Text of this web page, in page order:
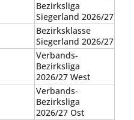
Bezirksliga
Siegerland 2026/27
Bezirksklasse
Siegerland 2026/27
Verbands-
Bezirksliga
2026/27 West
Verbands-
Bezirksliga
2026/27 Ost